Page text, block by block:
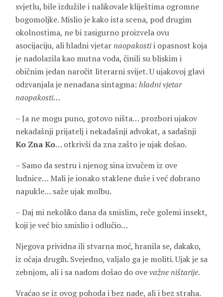
svjetlu, bile izdužile i nalikovale kliještima ogromne
bogomoljke. Mislio je kako ista scena, pod drugim
okolnostima, ne bi zasigurno proizvela ovu
asocijaciju, ali hladni vjetarnaopakostii opasnost koja
je nadolazila kao mutna voda, činili su bliskim i
običnim jedan naročit literarni svijet. U ujakovoj glavi
odzvanjala je nenadana sintagma: hladni vjetar
naopakosti…
– Ja ne mogu puno, gotovo ništa… prozbori ujakov
nekadašnji prijatelj i nekadašnji advokat, a sadašnji
Ko Zna Ko… otkrivši da zna zašto je ujak došao.
– Samo da sestru i njenog sina izvučem iz ove
ludnice… Mali je ionako staklene duše i već dobrano
napukle… saže ujak molbu.
– Daj mi nekoliko dana da smislim, reče golemi insekt,
koji je već bio smislio i odlučio…
Njegova prividna ili stvarna moć, hranila se, dakako,
iz očaja drugih. Svejedno, valjalo ga je moliti. Ujak je sa
zebnjom, ali i sa nadom došao do ovevažne ništarije.
Vraćao se iz ovog pohoda i bez nade, ali i bez straha.